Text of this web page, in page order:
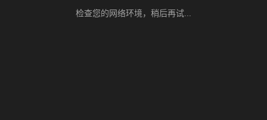
检查您的网络环境，稍后再试...